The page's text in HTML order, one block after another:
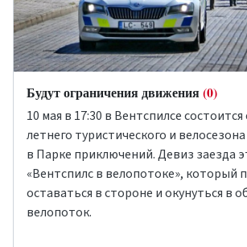
Будут ограничения движения(0)
10 мая в 17:30 в Вентспилсе
летнего туристического и
в Парке приключений. Девиз заезда
«Вентспилс в велопотоке», который
оставаться в стороне и окунуться в
велопоток.